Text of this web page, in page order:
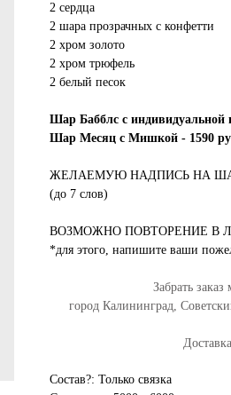
2 сердца
2 шара прозрачных с конфетти
2 хром золото
2 хром трюфель
2 белый песок
Шар Бабблс с индивидуальной
Шар Месяц с Мишкой - 1590
ЖЕЛАЕМУЮ НАДПИСЬ НА
(до 7 слов)
ВОЗМОЖНО ПОВТОРЕНИЕ В
*для этого, напишите ваши
Забрать
город Калининград,
Состав?: Только связка